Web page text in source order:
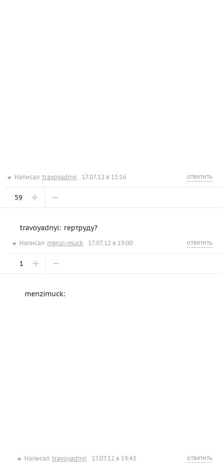
Написал travoyadnyi 17.07.12 в 15:16 ответить
59
travoyadnyi: гертруду?
Написал menzi-muck 17.07.12 в 19:00 ответить
1
menzimuck:
Написал travoyadnyi 17.07.12 в 19:43 ответить